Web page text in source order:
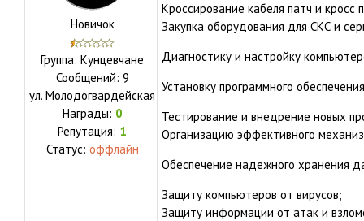
Новичок
Группа: Кунцевчане
Сообщений: 9
ул. Молодогвардейская
Награды: 0
Репутация: 1
Статус: оффлайн
Кроссирование кабеля патч и кросс
Закупка оборудования для СКС и
Диагностику и настройку
Установку программного
Тестирование и внедрение новых
Организацию эффективного
Обеспечение надежного хранения
Защиту компьютеров от вирусов;
Защиту информации от атак и